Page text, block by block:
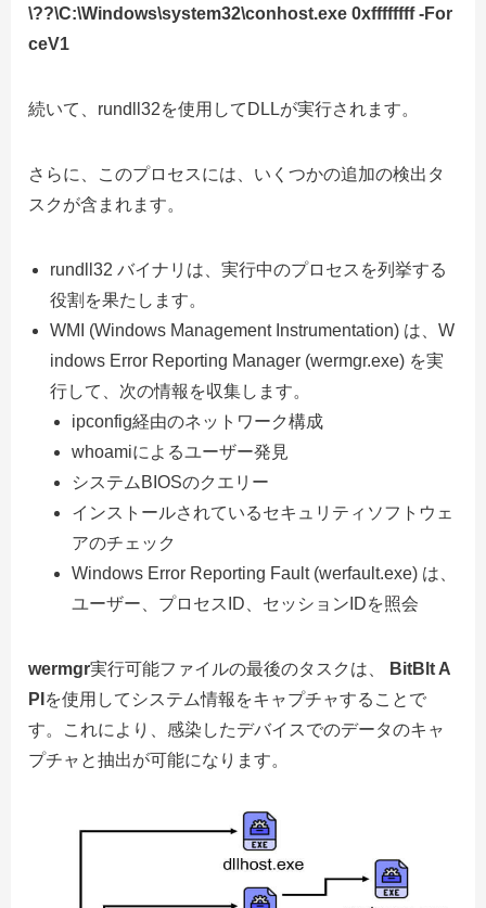
\??\C:\Windows\system32\conhost.exe 0xffffffff -For
ceV1
続いて、rundll32を使用してDLLが実行されます。
さらに、このプロセスには、いくつかの追加の検出タ
スクが含まれます。
rundll32 バイナリは、実行中のプロセスを列挙する
役割を果たします。
WMI (Windows Management Instrumentation) は、W
indows Error Reporting Manager (wermgr.exe) を実
行して、次の情報を収集します。
ipconfig経由のネットワーク構成
whoamiによるユーザー発見
システムBIOSのクエリー
インストールされているセキュリティソフトウェ
アのチェック
Windows Error Reporting Fault (werfault.exe) は、
ユーザー、プロセスID、セッションIDを照会
wermgr実行可能ファイルの最後のタスクは、
BitBlt A
PI を使用してシステム情報をキャプチャすることで
す。これにより、感染したデバイスでのデータのキャ
プチャと抽出が可能になります。